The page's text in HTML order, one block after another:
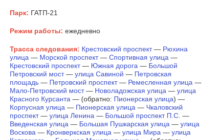
Парк: ГАТП-21
Режим работы: ежедневно
Трасса следования: Крестовский проспект— Рюхина
улица — Морской проспект— Спортивная улица —
Крестовский проспект— Южная дорога — Большой
Петровский мост— улица Савиной — Петровская
площадь — Петровский проспект— Ремесленная улица —
Мало-Петровский мост— Новоладожская улица — улица
Красного Курсанта — (обратно: Пионерская улица) —
Корпусная улица — Пионерская улица — Чкаловский
проспект— улица Ленина — Большой проспект П.С. —
Введенская улица — Большая Пушкарская улица — улица
Воскова — Кронверкская улица — улица Мира — улица